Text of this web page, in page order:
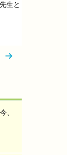
生と
、